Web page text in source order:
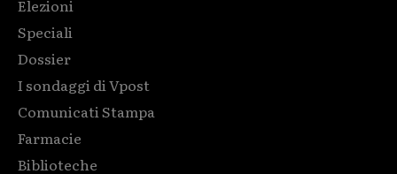
Elezioni
Speciali
Dossier
I sondaggi di Vpost
Comunicati Stampa
Farmacie
Biblioteche